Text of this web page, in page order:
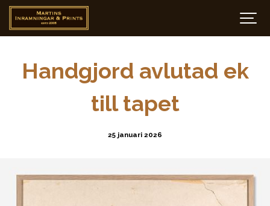
Handgjord avlutad ek
till tapet
25 januari 2026